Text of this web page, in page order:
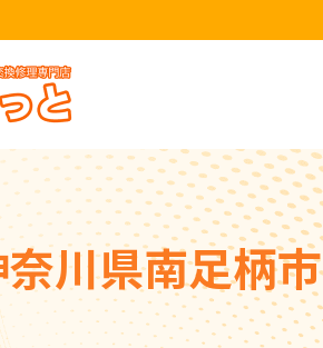
理由
川県南足柄